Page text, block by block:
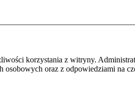
korzystania z witryny.
oraz z odpowiedziami na